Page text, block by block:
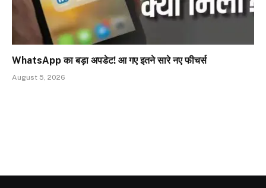
WhatsApp का बड़ा अपडेट! आ गए इतने सारे नए फीचर्स
August 5, 2026